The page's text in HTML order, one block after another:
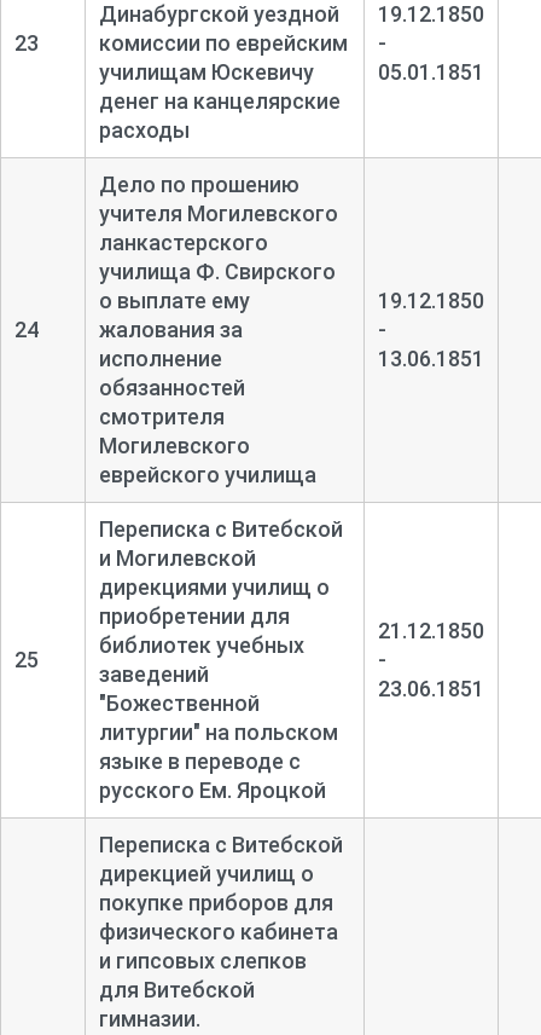
23
Динабургской уездной
комиссии по еврейским
училищам Юскевичу
денег на канцелярские
расходы
19.12.1850
-
05.01.1851
24
Дело по прошению
учителя Могилевского
ланкастерского
училища Ф. Свирского
о выплате ему
жалования за
исполнение
обязанностей
смотрителя
Могилевского
еврейского училища
19.12.1850
-
13.06.1851
25
Переписка с Витебской
и Могилевской
дирекциями училищ о
приобретении для
библиотек учебных
заведений
"Божественной
литургии" на польском
языке в переводе с
русского Ем. Яроцкой
21.12.1850
-
23.06.1851
Переписка с Витебской
дирекцией училищ о
покупке приборов для
физического кабинета
и гипсовых слепков
для Витебской
гимназии.